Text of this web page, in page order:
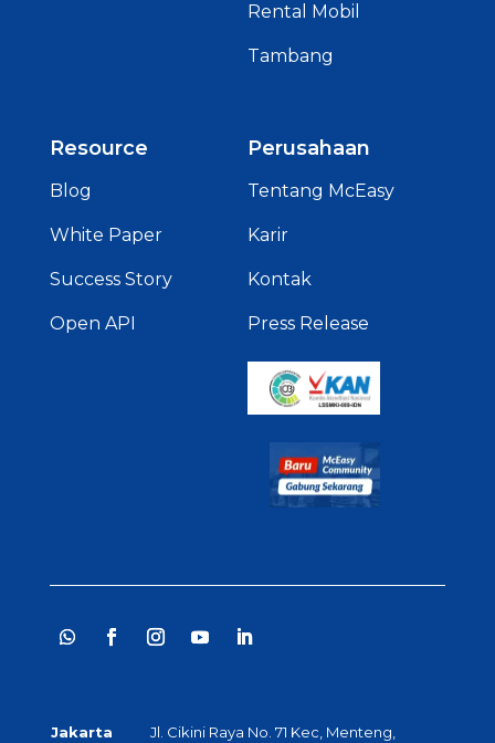
Rental Mobil
Tambang
Resource
Blog
White Paper
Success Story
Open API
Perusahaan
Tentang McEasy
Karir
Kontak
Press Release
Jakarta Jl. Cikini Raya No. 71 Kec, Menteng,